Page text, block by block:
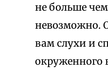
не больше
невозможно.
вам слухи и
окруженного